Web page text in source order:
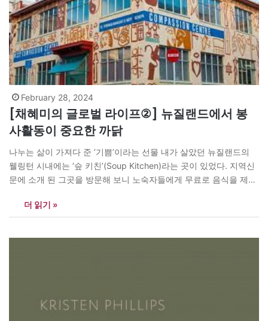
February 28, 2024
[채혜미의 글로벌 라이프②] 뉴질랜드에서 봉
사활동이 중요한 까닭
나누는 삶이 가져다 준 ‘기쁨’이라는 선물 내가 살았던 뉴질랜드의
웰링턴 시내에는 ‘슾 키친’(Soup Kitchen)라는 곳이 있었다. 지역신
문에 소개 된 그곳을 방문해 보니 노숙자들에게 무료로 음식을 제공
을 비롯하여 운반, 조리, 배식, 설거지 등의 봉사를 통해 다양한 모습
으로 이웃과 사랑을 나누는 아름다운 섬김의 장(場)이었다. 베이커
더 읽기 »